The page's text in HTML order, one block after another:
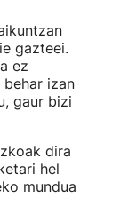
gazteei.
ez
izan
gaur bizi
dira
hel
mundua